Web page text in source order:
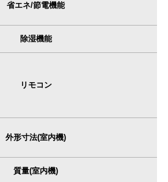
省エネ/節電機能
除湿機能
リモコン
外形寸法(室内機)
質量(室内機)